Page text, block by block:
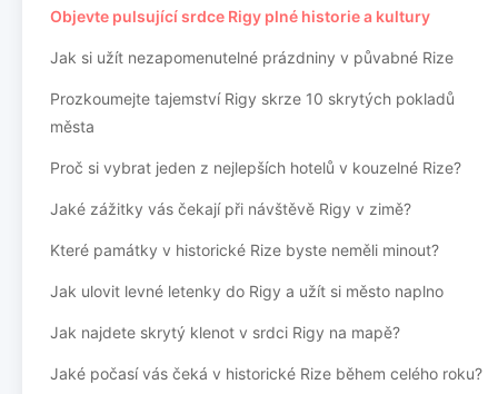
Objevte pulsující srdce Rigy plné historie a kultury
Jak si užít nezapomenutelné prázdniny v půvabné Rize
Prozkoumejte tajemství Rigy skrze 10 skrytých pokladů
města
Proč si vybrat jeden z nejlepších hotelů v kouzelné Rize?
Jaké zážitky vás čekají při návštěvě Rigy v zimě?
Které památky v historické Rize byste neměli minout?
Jak ulovit levné letenky do Rigy a užít si město naplno
Jak najdete skrytý klenot v srdci Rigy na mapě?
Jaké počasí vás čeká v historické Rize během celého roku?